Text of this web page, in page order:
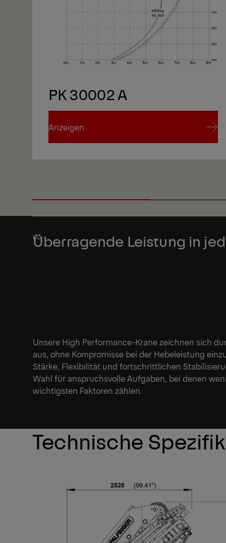
PK 30002 A
Anzeigen
Überragende Leistung in
Unsere High Performance-Krane zeichnen sich
aus, ohne Kompromisse bei der Hebeleistung
Stärke, Flexibilität und fortschrittlichen
Wahl für anspruchsvolle Aufgaben, bei denen
wichtigsten Faktoren zählen.
Technische